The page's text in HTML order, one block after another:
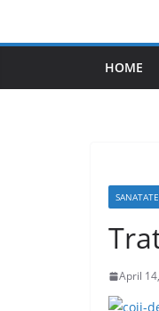
HOME
SANATATE
April